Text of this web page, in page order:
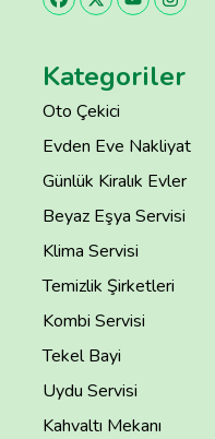
Kategoriler
Oto Çekici
Evden Eve Nakliyat
Günlük Kiralık Evler
Beyaz Eşya Servisi
Klima Servisi
Temizlik Şirketleri
Kombi Servisi
Tekel Bayi
Uydu Servisi
Kahvaltı Mekanı